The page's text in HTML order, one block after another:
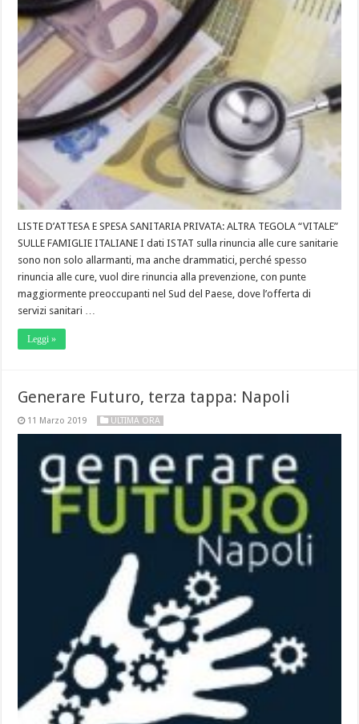
LISTE D’ATTESA E SPESA SANITARIA PRIVATA: ALTRA TEGOLA “VITALE”
SULLE FAMIGLIE ITALIANE I dati ISTAT sulla rinuncia alle cure sanitarie
sono non solo allarmanti, ma anche drammatici, perché spesso
rinuncia alle cure, vuol dire rinuncia alla prevenzione, con punte
maggiormente preoccupanti nel Sud del Paese, dove l’offerta di
servizi sanitari …
Leggi »
Generare Futuro, terza tappa: Napoli
11 Marzo 2019 ULTIMA ORA